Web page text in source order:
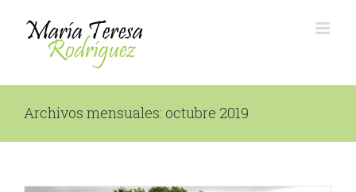
contenido
Archivos mensuales: octubre 2019